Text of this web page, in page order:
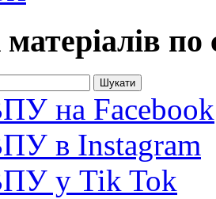
по
на Facebook
в Instagram
у Tik Tok